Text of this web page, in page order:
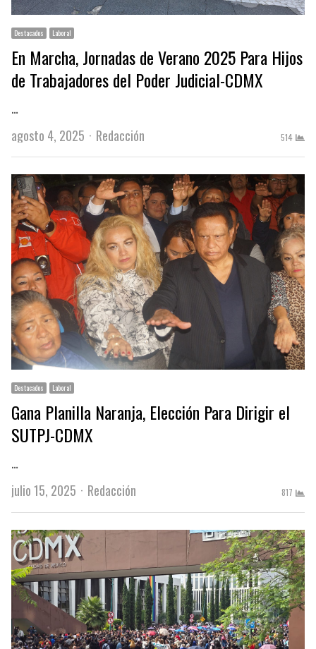
Destacados Laboral
En Marcha, Jornadas de Verano 2025 Para Hijos
de Trabajadores del Poder Judicial-CDMX
…
agosto 4, 2025
Author
Redacción 514
Destacados Laboral
Gana Planilla Naranja, Elección Para Dirigir el
SUTPJ-CDMX
…
julio 15, 2025
Author
Redacción 817